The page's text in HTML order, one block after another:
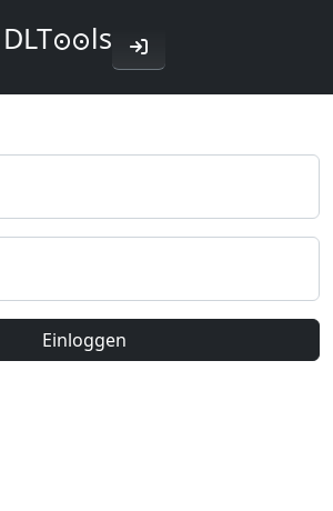
DLT ls
Einloggen